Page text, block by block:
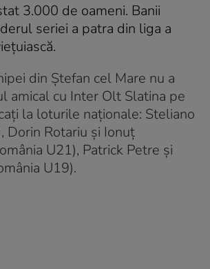
3.000 de oameni. Banii
seriei a patra din liga a
din Ștefan cel Mare nu a
amical cu Inter Olt Slatina pe
la loturile naționale: Steliano
Dorin Rotariu și Ionuț
U21), Patrick Petre și
U19).